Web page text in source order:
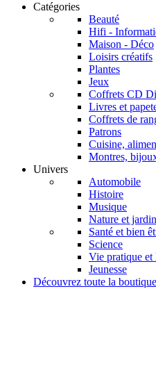
Catégories
Beauté
Hifi -
Maison - Déco
Loisirs créatifs
Plantes
Jeux
Coffrets CD
Livres et
Coffrets de
Patrons
Cuisine,
Montres,
Univers
Automobile
Histoire
Musique
Nature et jardin
Santé et bien
Science
Vie pratique et
Jeunesse
Découvrez toute la boutique